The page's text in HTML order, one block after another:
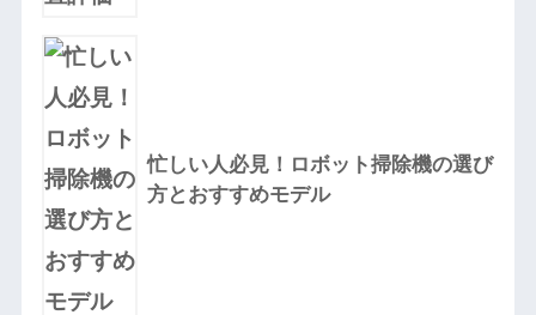
忙しい人必見！ロボット掃除機の選び
方とおすすめモデル